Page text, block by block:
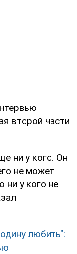
второй части
ни у кого. Он
не может
ни у кого не
любить":